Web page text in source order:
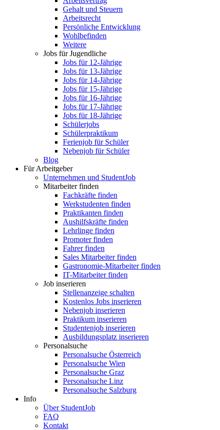
Gehalt und Steuern
Arbeitsrecht
Persönliche Entwicklung
Wohlbefinden
Weitere
Jobs für Jugendliche
Jobs für 12-Jährige
Jobs für 13-Jährige
Jobs für 14-Jährige
Jobs für 15-Jährige
Jobs für 16-Jährige
Jobs für 17-Jährige
Jobs für 18-Jährige
Schülerjobs
Schülerpraktikum
Ferienjob für Schüler
Nebenjob für Schüler
Blog
Für Arbeitgeber
Unternehmen und StudentJob
Mitarbeiter finden
Fachkräfte finden
Werkstudenten finden
Praktikanten finden
Aushilfskräfte finden
Lehrlinge finden
Promoter finden
Fahrer finden
Sales Mitarbeiter finden
Gastronomie-Mitarbeiter finden
IT-Mitarbeiter finden
Job inserieren
Stellenanzeige schalten
Kostenlos Jobs inserieren
Nebenjob inserieren
Praktikum inserieren
Studentenjob inserieren
Ausbildungsplatz inserieren
Personalsuche
Personalsuche Österreich
Personalsuche Wien
Personalsuche Graz
Personalsuche Linz
Personalsuche Salzburg
Info
Über StudentJob
FAQ
Kontakt